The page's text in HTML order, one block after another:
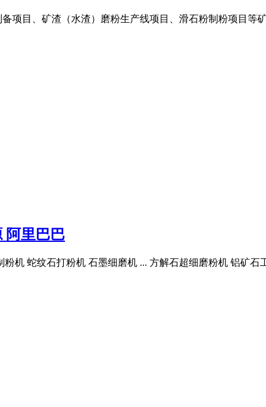
项目、矿渣（水渣）磨粉生产线项目、滑石粉制粉项目等
阿里巴巴
机 蛇纹石打粉机 石墨细磨机 ... 方解石超细磨粉机 铝矿